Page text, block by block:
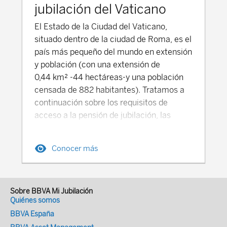
en 2026 de un 16% habitual a un 14% en
muchas regiones El tipo de Cotización
total sobre el Salario por todas las
contingencias de Seguridad Social
(sistema de "Cinco Seguros", wǔxiǎn-) es
aproximadamente el 38.70% Este tipo
total se desglosa de la siguiente manera
entre empleador y trabajador (2025-
2026): Concepto % Cotización Empresa
Maternidad 6-10% 2% Desempleo 0.5%
0.5% Accidentes Laborales 0.2-1.9% 0%
TOTAL 28.20% 10.50% (*) (*) Deducido
del salario bruto mensual A los
trabajadores autónomos, rurales o
migrantes (灵活就业人员, *línghuó jiùyè
trabajador posee el control efectivo de la
sociedad en los siguientes supuestos:
Que al menos el 50% del capital de la
sociedad para la que prestan servicios
esté distribuido entre socios con los que
conviva, y a quienes se encuentre unido
por vínculo conyugal o de parentesco por
consanguinidad, afinidad o adopción,
hasta el segundo grado. Que su
participación en el capital social sea igual
(33%). Que su participación en el capital
gerencia de la sociedad. Diferencias entre
personas físicas Los autónomos
jubilación del Vaticano
El Estado de la Ciudad del Vaticano,
situado dentro de la ciudad de Roma, es el
país más pequeño del mundo en extensión
y población (con una extensión de
0,44 km² -44 hectáreas-y una población
censada de 882 habitantes). Tratamos a
continuación sobre los requisitos de
acceso a la pensión de jubilación, las
desequilibrios financieros que enfrenta el
Sistema de Pensiones de Vaticano.
Requisitos y reglas de cálculo de las
pensiones de jubilación del Vaticano El
sistema previsional vaticano, gestionado a
través del Fondo di Pensioni, cubre a una
Conocer más
Sobre BBVA Mi Jubilación
Quiénes somos
BBVA España